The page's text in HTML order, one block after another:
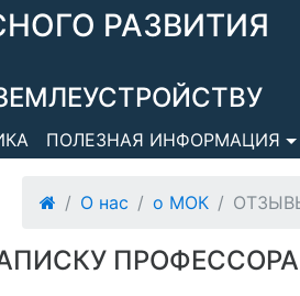
РАЗВИТИЯ
ПОЛЕЗНАЯ ИНФОРМАЦИЯ
О нас о МОК